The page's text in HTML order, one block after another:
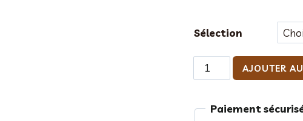
Sélection
quantité
de
avec
AJOUTER
Paiement